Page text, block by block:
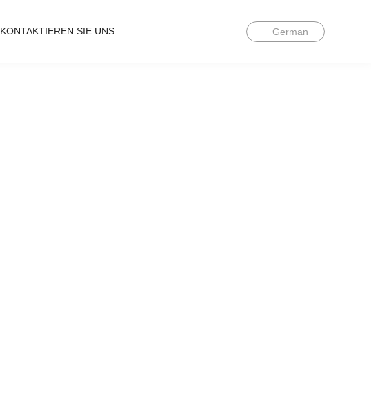
KONTAKTIEREN SIE UNS German